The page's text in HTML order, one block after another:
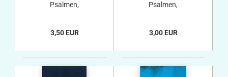
Psalmen,
3,50 EUR
Psalmen,
1,7 cm
3,00 EUR